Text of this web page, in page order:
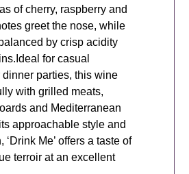
of cherry, raspberry and
greet the nose, while
by crisp acidity
for casual
parties, this wine
with grilled meats,
and Mediterranean
approachable style and
‘Drink Me’ offers a taste of
terroir at an excellent